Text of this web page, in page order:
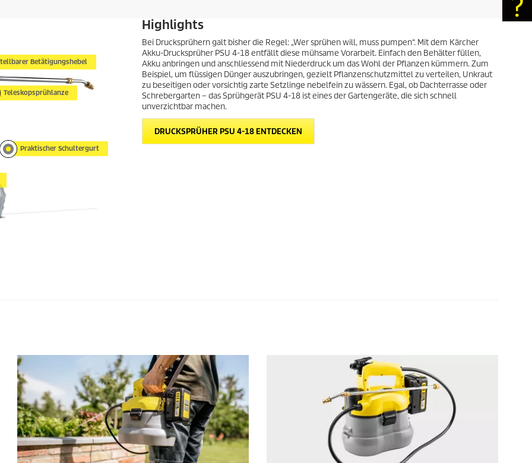
Teleskopsprühlanze
Praktischer Schultergurt
Betätigungshebel
Highlights
Bei Drucksprühern galt bisher die Regel: „Wer sprühen will, muss pumpen“. Mit dem Kärcher
Akku-Drucksprüher PSU 4-18 entfällt diese mühsame Vorarbeit. Einfach den Behälter füllen,
Akku anbringen und anschliessend mit Niederdruck um das Wohl der Pflanzen kümmern. Zum
Beispiel, um flüssigen Dünger auszubringen, gezielt Pflanzenschutzmittel zu verteilen, Unkraut
zu beseitigen oder vorsichtig zarte Setzlinge nebelfein zu wässern. Egal, ob Dachterrasse oder
Schrebergarten – das Sprühgerät PSU 4-18 ist eines der Gartengeräte, die sich schnell
unverzichtbar machen.
DRUCKSPRÜHER PSU 4-18 ENTDECKEN